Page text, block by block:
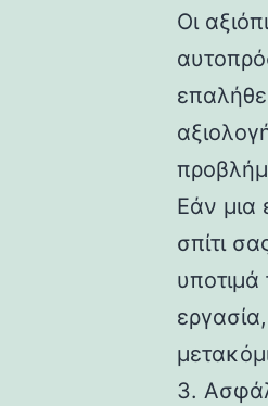
Οι
Εάν μια
σπίτι
3.